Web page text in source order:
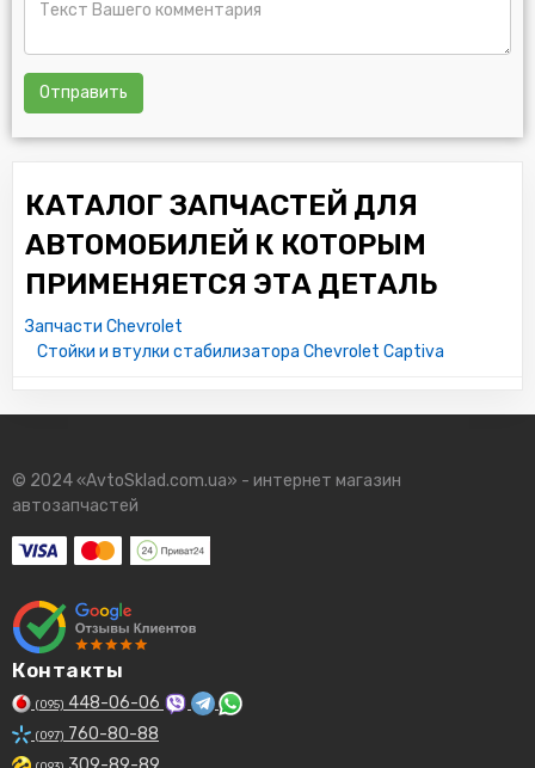
Отправить
КАТАЛОГ ЗАПЧАСТЕЙ ДЛЯ
АВТОМОБИЛЕЙ К КОТОРЫМ
ПРИМЕНЯЕТСЯ ЭТА ДЕТАЛЬ
Запчасти Chevrolet
Стойки и втулки стабилизатора Chevrolet Captiva
© 2024 «AvtoSklad.com.ua» - интернет магазин
автозапчастей
Контакты
(095) 448-06-06
(097) 760-80-88